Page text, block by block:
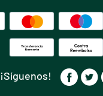
¡Síguenos!